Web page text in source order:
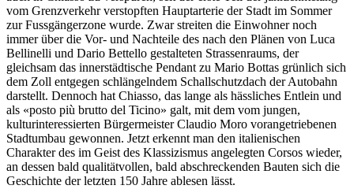
vom Grenzverkehr verstopften Hauptarterie der Stadt im Sommer
zur Fussgängerzone wurde. Zwar streiten die Einwohner noch
immer über die Vor- und Nachteile des nach den Plänen von Luca
Bellinelli und Dario Bettello gestalteten Strassenraums, der
gleichsam das innerstädtische Pendant zu Mario Bottas grünlich sich
dem Zoll entgegen schlängelndem Schallschutzdach der Autobahn
darstellt. Dennoch hat Chiasso, das lange als hässliches Entlein und
als «posto più brutto del Ticino» galt, mit dem vom jungen,
kulturinteressierten Bürgermeister Claudio Moro vorangetriebenen
Stadtumbau gewonnen. Jetzt erkennt man den italienischen
Charakter des im Geist des Klassizismus angelegten Corsos wieder,
an dessen bald qualitätvollen, bald abschreckenden Bauten sich die
Geschichte der letzten 150 Jahre ablesen lässt.